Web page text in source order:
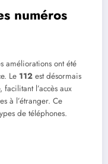
numéros
améliorations ont été
Le 112 est désormais
facilitant l’accès aux
à l’étranger. Ce
de téléphones.